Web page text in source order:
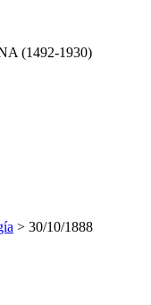
(1492-1930)
> 30/10/1888